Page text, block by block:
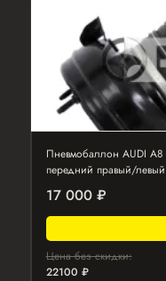
Пневмобаллон AUDI
передний правый/левый
17 000 ₽
Цена без скидки:
22100 ₽